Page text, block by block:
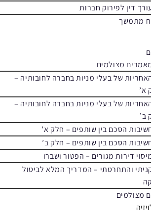
דין לפירוק חברות
מתמשך
מצולמים
של בעלי מניות בחברה לחובותיה –
א’
של בעלי מניות בחברה לחובותיה –
ב’
הסכם בין שותפים – חלק א’
הסכם בין שותפים – חלק ב’
דירות מגורים – הפטור ושברו
והתחרטתי – המדריך המלא לביטול
מצולמים